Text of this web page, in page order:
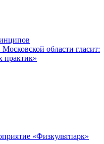
области гласит:
практик»
«Физкультпарк»